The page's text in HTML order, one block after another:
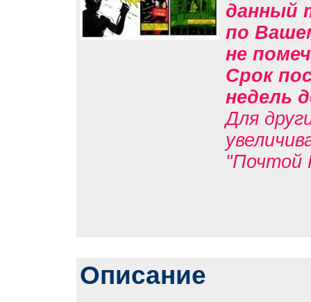
данный
по
не
Срок
недель
Для
"Почтой
Описание